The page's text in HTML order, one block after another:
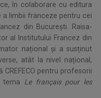
în colaborare cu editura
a limbii franceze pentru cei
din București. Raisa-
al Institutului Francez din
național și a susținut
atât la nivel național,
pentru profesorii
tema Le
français pour les